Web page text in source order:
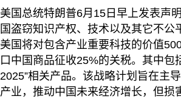
美国总统特朗普6月15日早上发表声
国盗窃知识产权、技术以及其它不公
美国将对包含产业重要科技的价值
口中国商品征收25%的关税。其中包
2025”相关产品。该战略计划旨在主
产业，推动中国未来经济增长，但损